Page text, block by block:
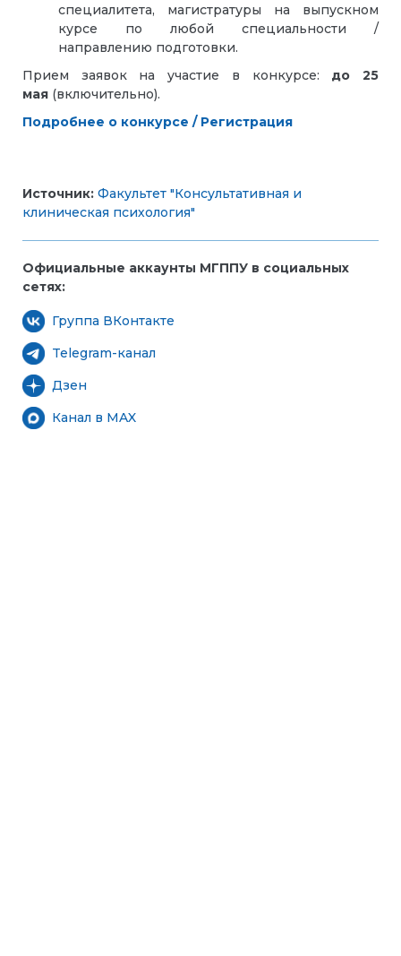
специалитета, магистратуры на выпускном
курсе по любой специальности /
направлению подготовки.
Прием заявок на участие в конкурсе: до 25
мая (включительно).
Подробнее о конкурсе / Регистрация
Источник: Факультет "Консультативная и
клиническая психология"
Официальные аккаунты МГППУ в социальных
сетях:
Группа ВКонтакте
Telegram-канал
Дзен
Канал в MAX